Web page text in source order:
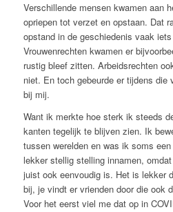
Verschillende mensen kwamen aan
opriepen tot verzet en opstaan. Dat
opstand in de geschiedenis vaak
Vrouwenrechten kwamen er
rustig bleef zitten. Arbeidsrechten
niet. En toch gebeurde er tijdens die
bij mij.
Want ik merkte hoe sterk ik steeds
kanten tegelijk te blijven zien. Ik
tussen werelden en was ik soms
lekker stellig stelling innamen,
juist ook eenvoudig is. Het is lekker
bij, je vindt er vrienden door die ook
Voor het eerst viel me dat op in